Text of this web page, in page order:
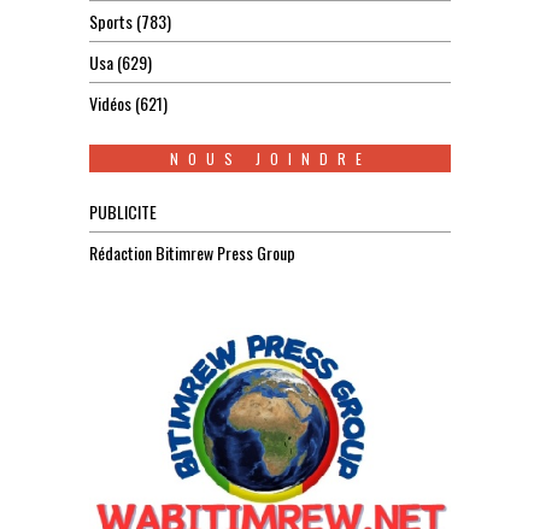
Sports(783)
Usa(629)
Vidéos(621)
NOUS JOINDRE
PUBLICITE
Rédaction Bitimrew Press Group